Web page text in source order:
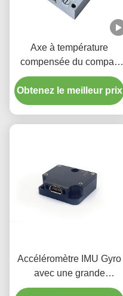
Axe à température
compensée du compas
gyroscopique 16488-C 3
d'accéléromètre d'IMU
Obtenez le meilleur prix
Accéléromètre IMU Gyro
avec une grande
adaptabilité